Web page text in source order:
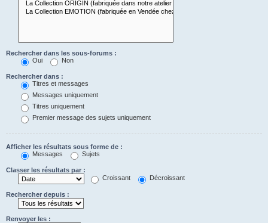
Rechercher dans les sous-forums :
Oui
Non
Rechercher dans :
Titres et messages
Messages uniquement
Titres uniquement
Premier message des sujets uniquement
Afficher les résultats sous forme de :
Messages
Sujets
Classer les résultats par :
Croissant
Décroissant
Rechercher depuis :
Renvoyer les :